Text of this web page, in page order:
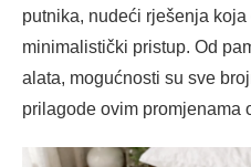
putnika, nudeći rješenja
minimalistički pristup. Od
alata, mogućnosti su sve
prilagode ovim promjenama